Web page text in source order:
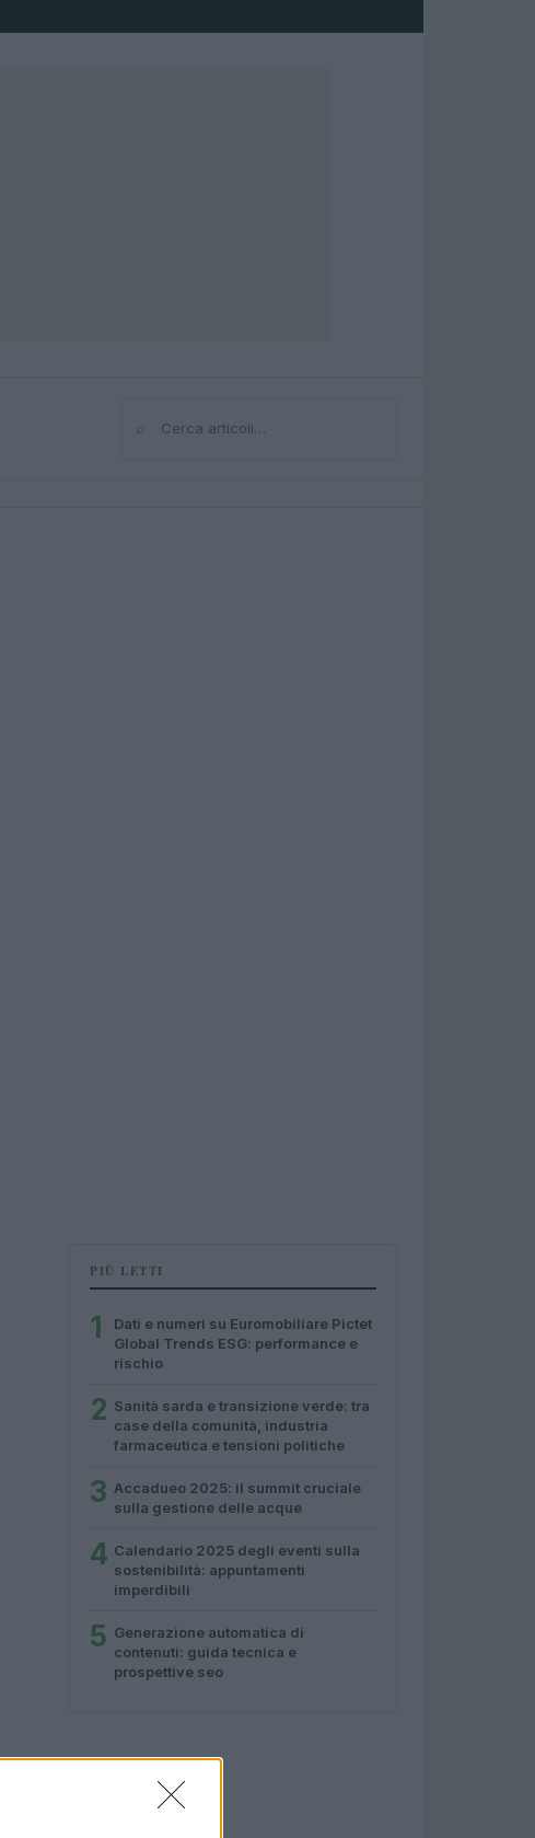
⌕Cerca
PIÙ LETTI
1
Dati e numeri su Euromobiliare Pictet
Global Trends ESG: performance e
rischio
2 Sanità sarda e transizione verde: tra
case della comunità, industria
farmaceutica e tensioni politiche
3 Accadueo 2025: il summit cruciale
sulla gestione delle acque
4 Calendario 2025 degli eventi sulla
sostenibilità: appuntamenti
imperdibili
5 Generazione automatica di
contenuti: guida tecnica e
prospettive seo